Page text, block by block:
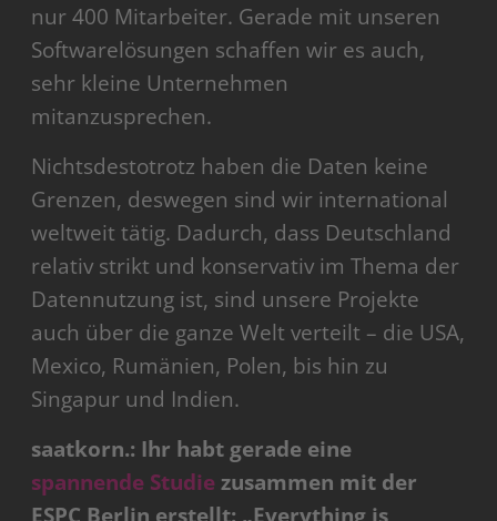
nur 400 Mitarbeiter. Gerade mit unseren
Softwarelösungen schaffen wir es auch,
sehr kleine Unternehmen
mitanzusprechen.
Nichtsdestotrotz haben die Daten keine
Grenzen, deswegen sind wir international
weltweit tätig. Dadurch, dass Deutschland
relativ strikt und konservativ im Thema der
Datennutzung ist, sind unsere Projekte
auch über die ganze Welt verteilt – die USA,
Mexico, Rumänien, Polen, bis hin zu
Singapur und Indien.
saatkorn.: Ihr habt gerade eine
spannende Studiezusammen mit der